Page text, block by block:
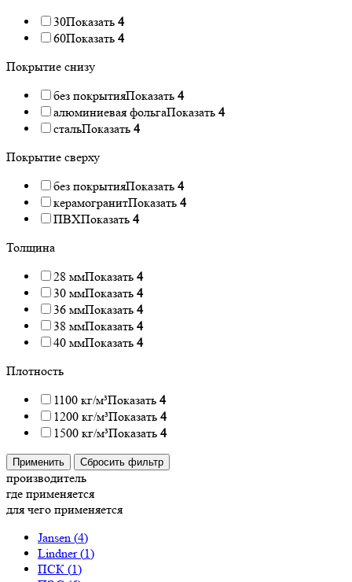
30Показать 4
60Показать 4
Покрытие снизу
без покрытияПоказать 4
алюминиевая фольгаПоказать 4
стальПоказать 4
Покрытие сверху
без покрытияПоказать 4
керамогранитПоказать 4
ПВХПоказать 4
Толщина
28 ммПоказать 4
30 ммПоказать 4
36 ммПоказать 4
38 ммПоказать 4
40 ммПоказать 4
Плотность
1100 кг/м³Показать 4
1200 кг/м³Показать 4
1500 кг/м³Показать 4
Применить Сбросить фильтр
производитель
где применяется
для чего применяется
Jansen (4)
Lindner (1)
ПСК (1)